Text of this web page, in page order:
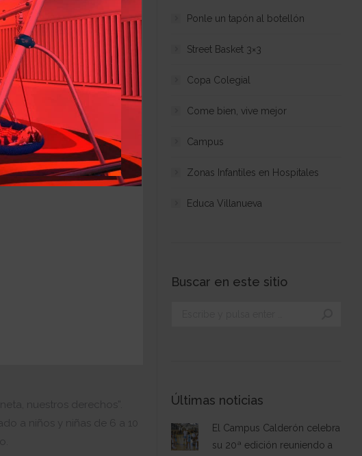
nuestros derechos”.
a niños y niñas de 6 a 10
Ponle un tapón al botellón
Street Basket 3×3
Copa Colegial
Come bien, vive mejor
Campus
Zonas Infantiles en Hospitales
Educa Villanueva
Buscar en este sitio
Últimas noticias
El Campus Calderón celebra
su 20ª edición reuniendo a